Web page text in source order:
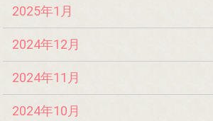
2025年1月
2024年12月
2024年11月
2024年10月